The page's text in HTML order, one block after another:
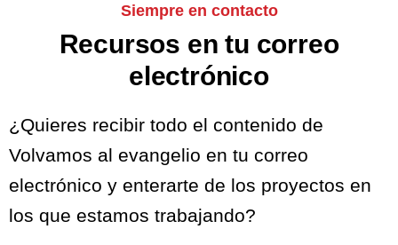
Siempre en contacto
Recursos en tu correo
electrónico
¿Quieres recibir todo el contenido de
Volvamos al evangelio en tu correo
electrónico y enterarte de los proyectos en
los que estamos trabajando?